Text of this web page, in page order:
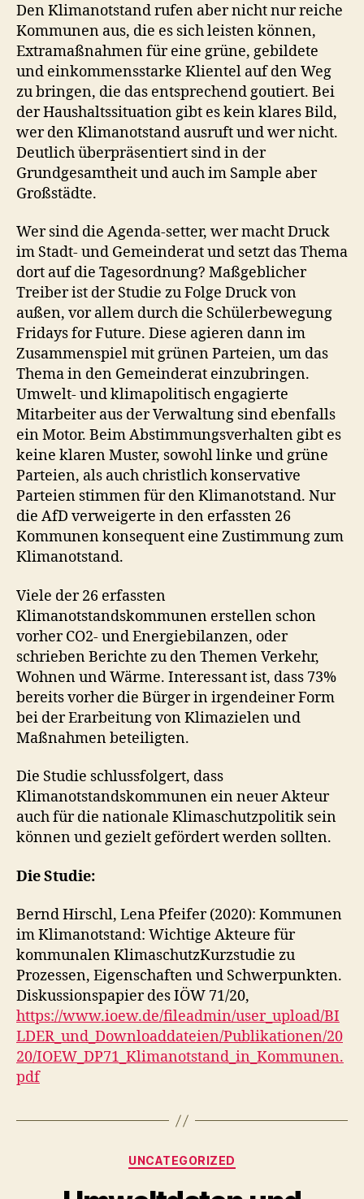
Den Klimanotstand rufen aber nicht nur reiche
Kommunen aus, die es sich leisten können,
Extramaßnahmen für eine grüne, gebildete
und einkommensstarke Klientel auf den Weg
zu bringen, die das entsprechend goutiert. Bei
der Haushaltssituation gibt es kein klares Bild,
wer den Klimanotstand ausruft und wer nicht.
Deutlich überpräsentiert sind in der
Grundgesamtheit und auch im Sample aber
Großstädte.
Wer sind die Agenda-setter, wer macht Druck
im Stadt- und Gemeinderat und setzt das Thema
dort auf die Tagesordnung? Maßgeblicher
Treiber ist der Studie zu Folge Druck von
außen, vor allem durch die Schülerbewegung
Fridays for Future. Diese agieren dann im
Zusammenspiel mit grünen Parteien, um das
Thema in den Gemeinderat einzubringen.
Umwelt- und klimapolitisch engagierte
Mitarbeiter aus der Verwaltung sind ebenfalls
ein Motor. Beim Abstimmungsverhalten gibt es
keine klaren Muster, sowohl linke und grüne
Parteien, als auch christlich konservative
Parteien stimmen für den Klimanotstand. Nur
die AfD verweigerte in den erfassten 26
Kommunen konsequent eine Zustimmung zum
Klimanotstand.
Viele der 26 erfassten
Klimanotstandskommunen erstellen schon
vorher CO2- und Energiebilanzen, oder
schrieben Berichte zu den Themen Verkehr,
Wohnen und Wärme. Interessant ist, dass 73%
bereits vorher die Bürger in irgendeiner Form
bei der Erarbeitung von Klimazielen und
Maßnahmen beteiligten.
Die Studie schlussfolgert, dass
Klimanotstandskommunen ein neuer Akteur
auch für die nationale Klimaschutzpolitik sein
können und gezielt gefördert werden sollten.
Die Studie:
Bernd Hirschl, Lena Pfeifer (2020): Kommunen
im Klimanotstand: Wichtige Akteure für
kommunalen KlimaschutzKurzstudie zu
Prozessen, Eigenschaften und Schwerpunkten.
Diskussionspapier des IÖW 71/20,
https://www.ioew.de/fileadmin/user_upload/BI
LDER_und_Downloaddateien/Publikationen/20
20/IOEW_DP71_Klimanotstand_in_Kommunen.
pdf
Kategorien
UNCATEGORIZED